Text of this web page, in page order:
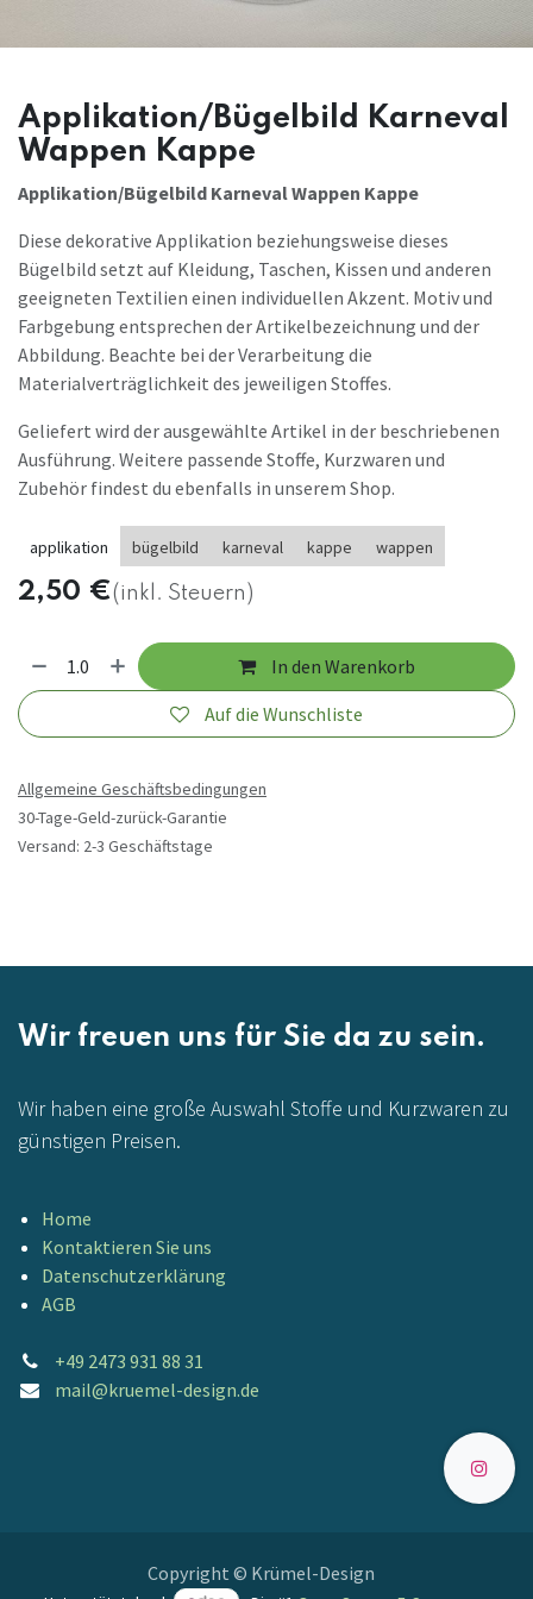
Applikation/Bügelbild Karneval
Wappen Kappe
Applikation/Bügelbild Karneval Wappen Kappe
Diese dekorative Applikation beziehungsweise dieses
Bügelbild setzt auf Kleidung, Taschen, Kissen und anderen
geeigneten Textilien einen individuellen Akzent. Motiv und
Farbgebung entsprechen der Artikelbezeichnung und der
Abbildung. Beachte bei der Verarbeitung die
Materialverträglichkeit des jeweiligen Stoffes.
Geliefert wird der ausgewählte Artikel in der beschriebenen
Ausführung. Weitere passende Stoffe, Kurzwaren und
Zubehör findest du ebenfalls in unserem Shop.
applikation bügelbild karneval kappe wappen
2,50 €(inkl. Steuern)
In den Warenkorb
Auf die Wunschliste
Allgemeine Geschäftsbedingungen
30-Tage-Geld-zurück-Garantie
Versand: 2-3 Geschäftstage
Wir freuen uns für Sie da zu sein.
Wir haben eine große Auswahl Stoffe und Kurzwaren zu
günstigen Preisen.
Home
Kontaktieren Sie uns
Datenschutzerklärung
AGB
+49 2473 931 88 31
mail@kruemel-design.de
Copyright © Krümel-Design